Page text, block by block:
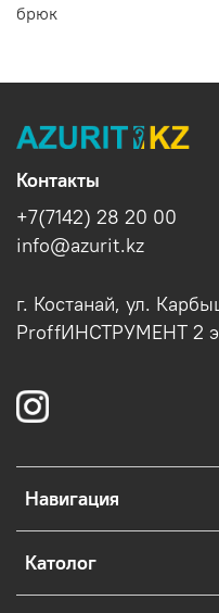
брюк
Навигация
Католог
Контакты
+7(7142) 28 20 00
info@azurit.kz
г. Костанай, ул.
ProffИНСТРУМЕНТ 2